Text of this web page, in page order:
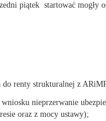
piątek startować mogły
do renty strukturalnej z
nieprzerwanie
oraz z mocy ustawy);